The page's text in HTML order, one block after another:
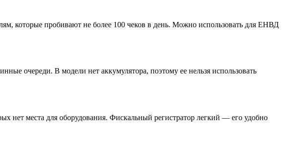
которые пробивают не более 100 чеков в день. Можно использовать для ЕНВД
очереди. В модели нет аккумулятора, поэтому ее нельзя использовать
нет места для оборудования. Фискальный регистратор легкий — его удобно